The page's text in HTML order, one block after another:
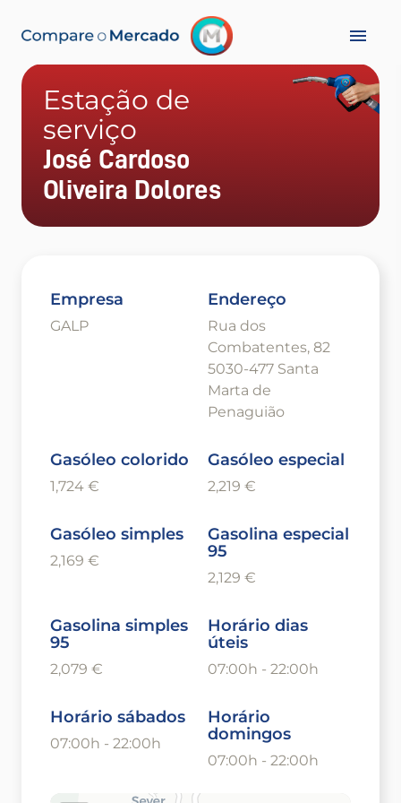
Estação de
serviço
José Cardoso
Oliveira Dolores
Empresa
GALP
Endereço
Rua dos
Combatentes, 82
5030-477 Santa
Marta de
Penaguião
Gasóleo colorido
1,724 €
Gasóleo especial
2,219 €
Gasóleo simples
2,169 €
Gasolina especial
95
2,129 €
Gasolina simples
95
2,079 €
Horário dias
úteis
07:00h - 22:00h
Horário sábados
07:00h - 22:00h
Horário
domingos
07:00h - 22:00h